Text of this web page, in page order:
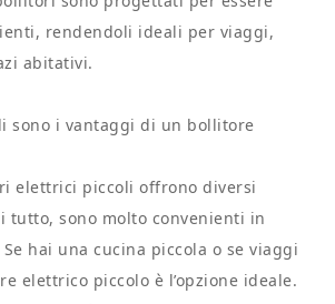
rendendoli ideali per viaggi,
abitativi.
sono i vantaggi di un bollitore
elettrici piccoli offrono diversi
tutto, sono molto convenienti in
hai una cucina piccola o se viaggi
elettrico piccolo è l’opzione ideale.